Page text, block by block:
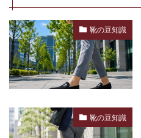
靴の豆知識
靴の豆知識